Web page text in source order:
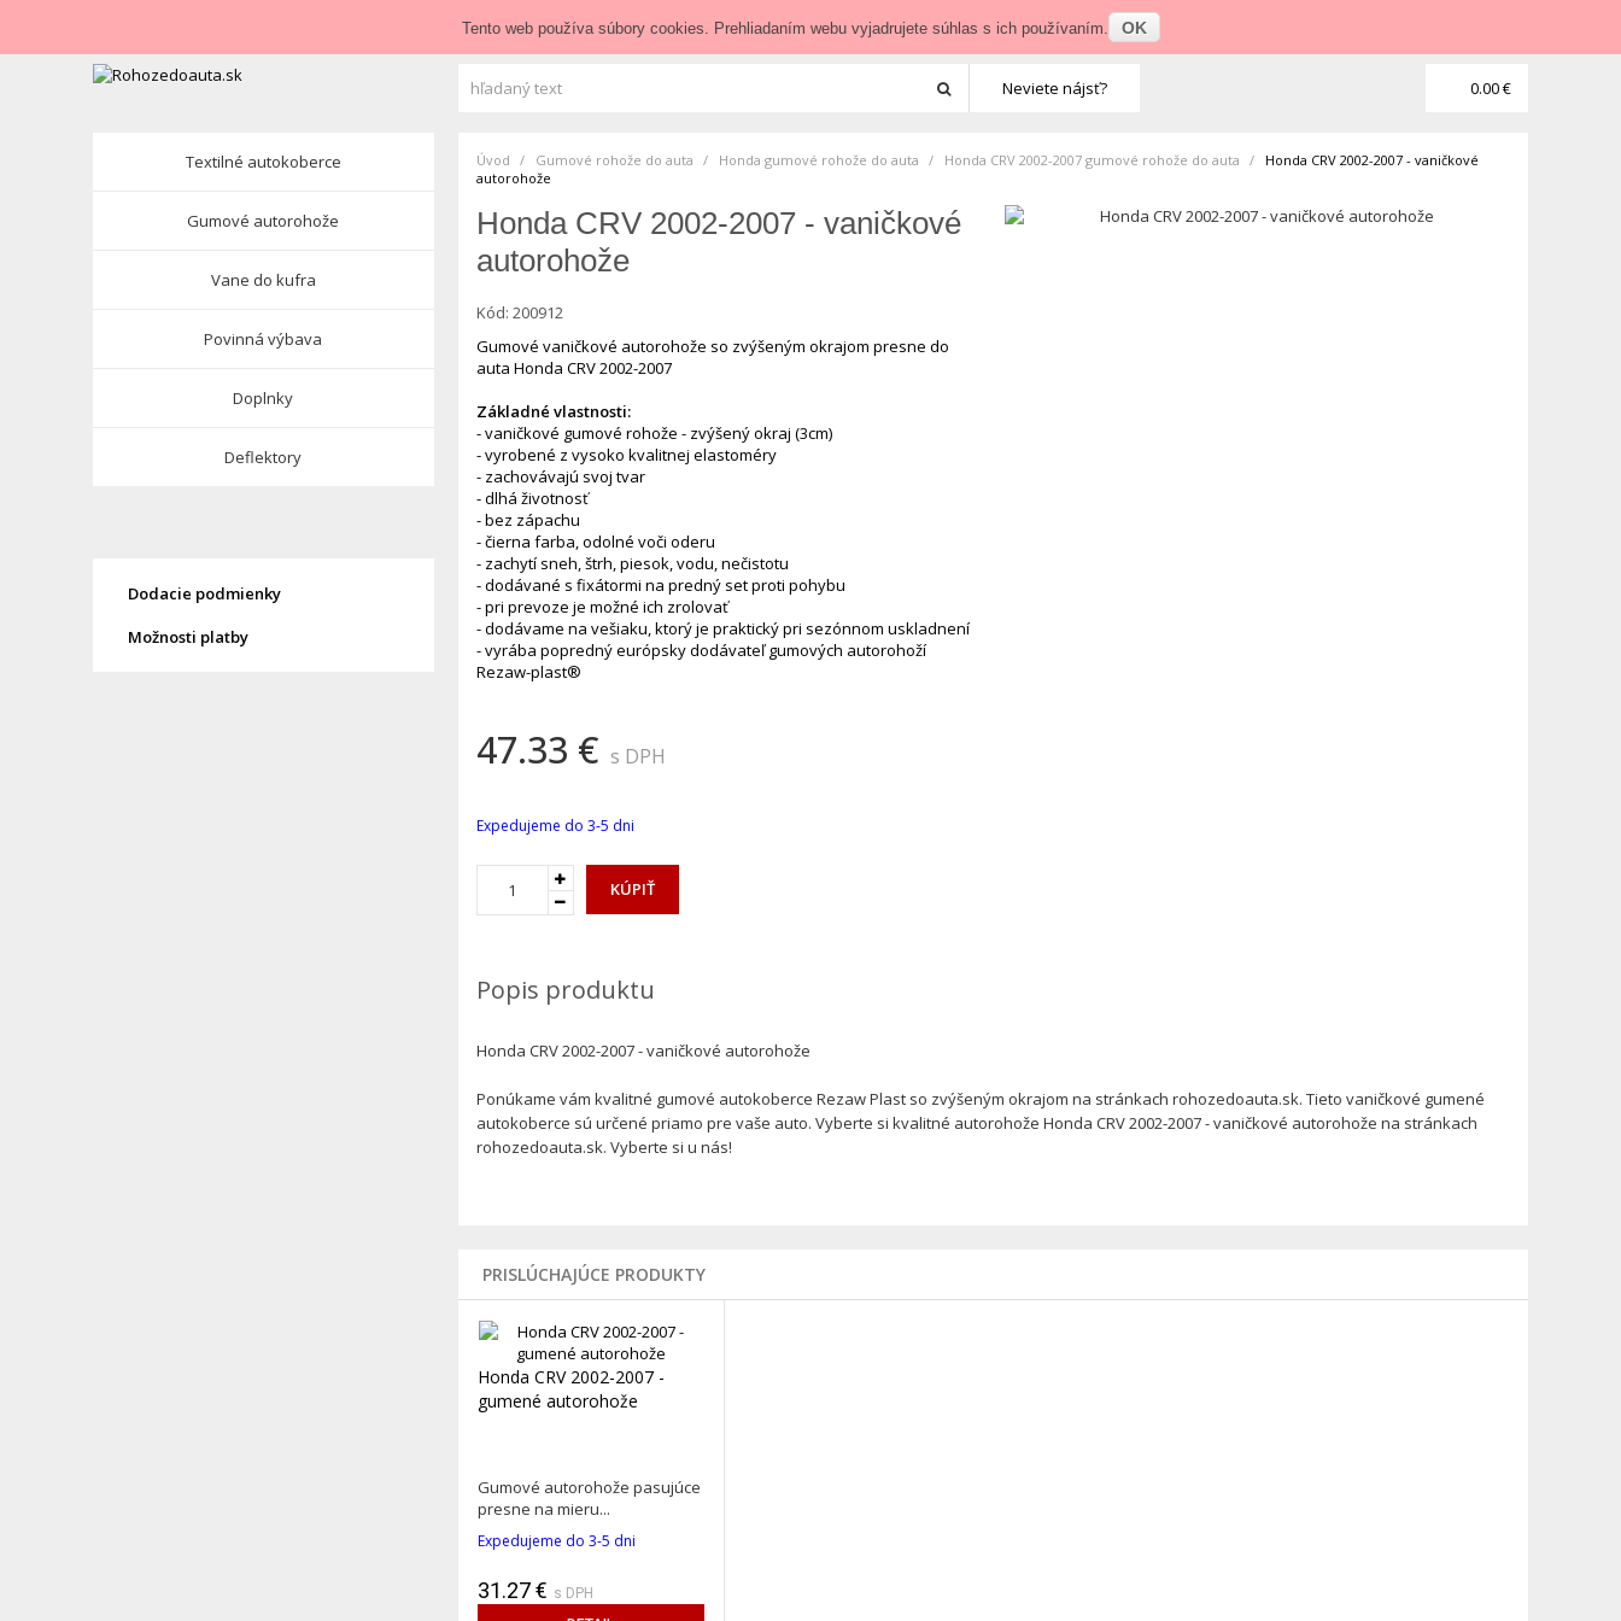
obchod@rohozedoauta.sk
Neviete nájsť? 0.00 €
Textilné autokoberce
Gumové autorohože
Vane do kufra
Povinná výbava
Doplnky
Deflektory
Dodacie podmienky
Možnosti platby
Úvod Gumové rohože do auta Honda gumové rohože do auta Honda CRV 2002-2007 gumové rohože do auta
Honda CRV 2002-2007 - vaničkové
autorohože
Honda CRV 2002-2007 - vaničkové
autorohože
Kód: 200912
Gumové vaničkové autorohože so zvýšeným okrajom presne do
auta Honda CRV 2002-2007
Základné vlastnosti:
- vaničkové gumové rohože - zvýšený okraj (3cm)
- vyrobené z vysoko kvalitnej elastoméry
- zachovávajú svoj tvar
- dlhá životnosť
- bez zápachu
- čierna farba, odolné voči oderu
- zachytí sneh, štrh, piesok, vodu, nečistotu
- dodávané s fixátormi na predný set proti pohybu
- pri prevoze je možné ich zrolovať
- dodávame na vešiaku, ktorý je praktický pri sezónnom uskladnení
- vyrába popredný európsky dodávateľ gumových autorohoží
Rezaw-plast®
47.33 € s DPH
Expedujeme do 3-5 dni
KÚPIŤ
Popis produktu
Honda CRV 2002-2007 - vaničkové autorohože
Ponúkame vám kvalitné gumové autokoberce Rezaw Plast so zvýšeným okrajom na stránkach rohozedoauta.sk. Tieto vaničkové gumené
autokoberce sú určené priamo pre vaše auto. Vyberte si kvalitné autorohože Honda CRV 2002-2007 - vaničkové autorohože na stránkach
rohozedoauta.sk. Vyberte si u nás!
PRISLÚCHAJÚCE PRODUKTY
Honda CRV 2002-2007 -
gumené autorohože
Gumové autorohože pasujúce
presne na mieru...
Expedujeme do 3-5 dni
31.27 € s DPH
Tento web používa súbory cookies. Prehliadaním webu vyjadrujete súhlas s ich používaním. OK